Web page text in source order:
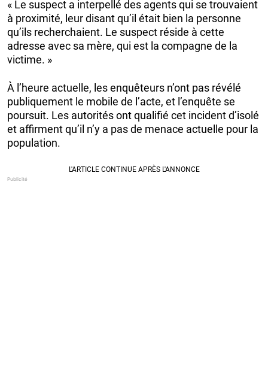
« Le suspect a interpellé des agents qui se trouvaient
à proximité, leur disant qu’il était bien la personne
qu’ils recherchaient. Le suspect réside à cette
adresse avec sa mère, qui est la compagne de la
victime. »
À l’heure actuelle, les enquêteurs n’ont pas révélé
publiquement le mobile de l’acte, et l’enquête se
poursuit. Les autorités ont qualifié cet incident d’isolé
et affirment qu’il n’y a pas de menace actuelle pour la
population.